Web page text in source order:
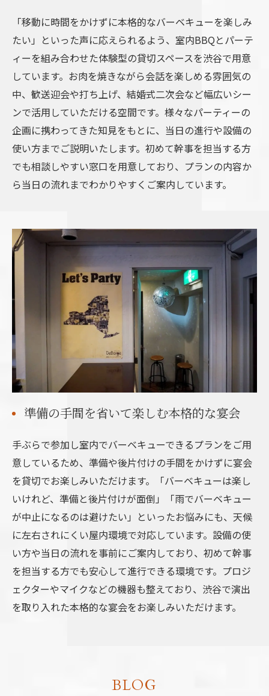
「移動に時間をかけずに本格的なバーベキューを楽しみ
たい」といった声に応えられるよう、室内BBQとパーテ
ィーを組み合わせた体験型の貸切スペースを渋谷で用意
しています。お肉を焼きながら会話を楽しめる雰囲気の
中、歓送迎会や打ち上げ、結婚式二次会など幅広いシー
ンで活用していただける空間です。様々なパーティーの
企画に携わってきた知見をもとに、当日の進行や設備の
使い方までご説明いたします。初めて幹事を担当する方
でも相談しやすい窓口を用意しており、プランの内容か
ら当日の流れまでわかりやすくご案内しています。
準備の手間を省いて楽しむ本格的な宴会
手ぶらで参加し室内でバーベキューできるプランをご用
意しているため、準備や後片付けの手間をかけずに宴会
を貸切でお楽しみいただけます。「バーベキューは楽し
いけれど、準備と後片付けが面倒」「雨でバーベキュー
が中止になるのは避けたい」といったお悩みにも、天候
に左右されにくい屋内環境で対応しています。設備の使
い方や当日の流れを事前にご案内しており、初めて幹事
を担当する方でも安心して進行できる環境です。プロジ
ェクターやマイクなどの機器も整えており、渋谷で演出
を取り入れた本格的な宴会をお楽しみいただけます。
BLOG